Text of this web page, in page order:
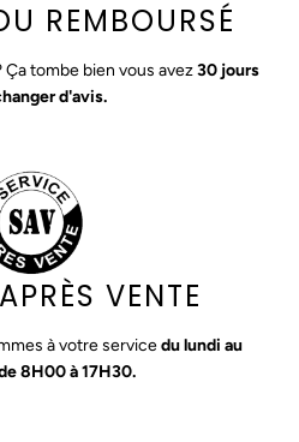
REMBOURSÉ
tombe bien vous avez30 jours
d'avis.
VENTE
à votre servicedu lundi au
8H00 à 17H30.